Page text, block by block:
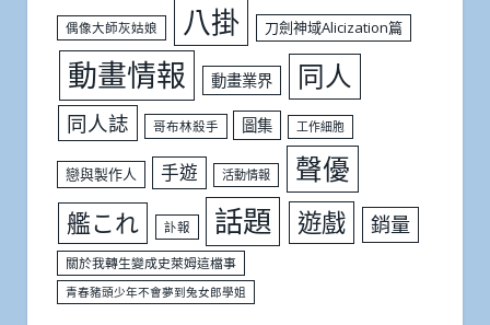
偶像大師灰姑娘 八掛 刀劍神域Alicization篇
動畫情報 動畫業界 同人
同人誌 哥布林殺手 圖集 工作細胞
戀與製作人 手遊 活動情報 聲優
艦これ 訃報 話題 遊戲 銷量
關於我轉生變成史萊姆這檔事
青春豬頭少年不會夢到兔女郎學姐